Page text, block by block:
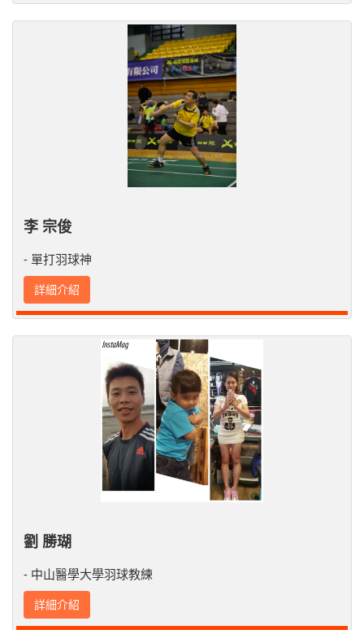
李 宗俊
- 單打羽球神
詳細介紹
劉 勝瑚
- 中山醫學大學羽球教練
詳細介紹